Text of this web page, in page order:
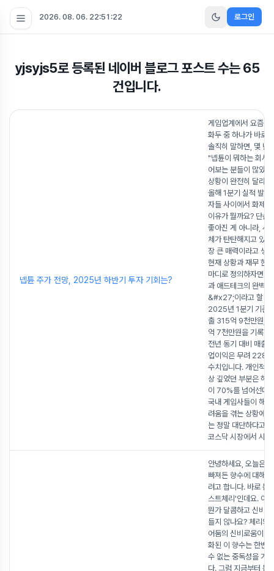
2026. 08. 06. 22:51:23 로그인
yjsyjs5로 등록된 네이버 블로그 포스트 수는65
건입니다.
넵튠 주가 전망, 2025년 하반기 투자 기회는?
게임업계에서 요즘
화두 중 하나가 바로
솔직히 말하면, 몇 년
"넵튠이 뭐하는 회사
어보는 분들이 많았
상황이 완전히 달라
올해 1분기 실적 발표
자들 사이에서 화제
이유가 뭘까요? 단순
좋아진 게 아니라, 사
체가 탄탄해지고 있
장 큰 매력이라고 생
현재 상황과 재무 현
마디로 정의하자면
과 애드테크의 완벽한
&#x27;이라고 할 수
2025년 1분기 기준
출 315억 9천만원,
억 7천만원을 기록했
전년 동기 대비 매출
업이익은 무려
수치입니다. 개인적
상 깊었던 부분은 해
이 70%를 넘어선다
국내 게임사들이 해
려움을 겪는 상황에
는 정말 대단하다고
코스닥 시장에서 시가
안녕하세요, 오늘은
빠져든 향수에 대해
려고 합니다. 바로 톰
스트체리'인데요. 이
뭔가 달콤하고 신비
들지 않나요? 체리의
어둠의 신비로움이
화된 이 향수는 한번
수 없는 중독성을 가
다. 그럼 지금부터 톰